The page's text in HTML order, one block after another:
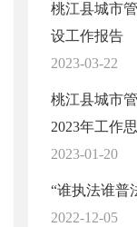
桃江县城市
设工作报告
2023-03-22
桃江县城市
2023年工作
2023-01-20
“谁执法谁普
2022-12-05